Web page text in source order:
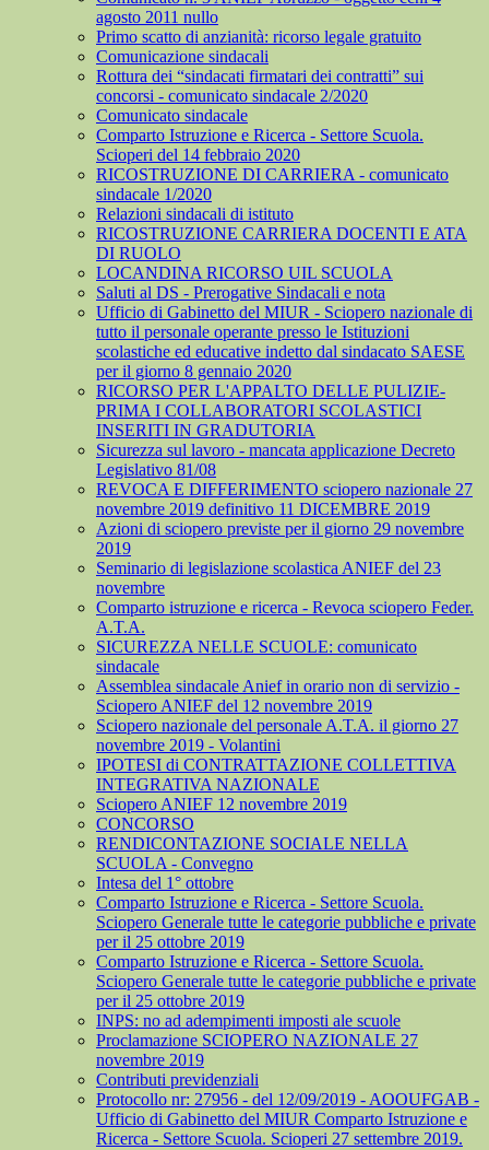
agosto 2011 nullo
Primo scatto di anzianità: ricorso legale gratuito
Comunicazione sindacali
Rottura dei “sindacati firmatari dei contratti” sui
concorsi - comunicato sindacale 2/2020
Comunicato sindacale
Comparto Istruzione e Ricerca - Settore Scuola.
Scioperi del 14 febbraio 2020
RICOSTRUZIONE DI CARRIERA - comunicato
sindacale 1/2020
Relazioni sindacali di istituto
RICOSTRUZIONE CARRIERA DOCENTI E ATA
DI RUOLO
LOCANDINA RICORSO UIL SCUOLA
Saluti al DS - Prerogative Sindacali e nota
Ufficio di Gabinetto del MIUR - Sciopero nazionale di
tutto il personale operante presso le Istituzioni
scolastiche ed educative indetto dal sindacato SAESE
per il giorno 8 gennaio 2020
RICORSO PER L'APPALTO DELLE PULIZIE-
PRIMA I COLLABORATORI SCOLASTICI
INSERITI IN GRADUTORIA
Sicurezza sul lavoro - mancata applicazione Decreto
Legislativo 81/08
REVOCA E DIFFERIMENTO sciopero nazionale 27
novembre 2019 definitivo 11 DICEMBRE 2019
Azioni di sciopero previste per il giorno 29 novembre
2019
Seminario di legislazione scolastica ANIEF del 23
novembre
Comparto istruzione e ricerca - Revoca sciopero Feder.
A.T.A.
SICUREZZA NELLE SCUOLE: comunicato
sindacale
Assemblea sindacale Anief in orario non di servizio -
Sciopero ANIEF del 12 novembre 2019
Sciopero nazionale del personale A.T.A. il giorno 27
novembre 2019 - Volantini
IPOTESI di CONTRATTAZIONE COLLETTIVA
INTEGRATIVA NAZIONALE
Sciopero ANIEF 12 novembre 2019
CONCORSO
RENDICONTAZIONE SOCIALE NELLA
SCUOLA - Convegno
Intesa del 1° ottobre
Comparto Istruzione e Ricerca - Settore Scuola.
Sciopero Generale tutte le categorie pubbliche e private
per il 25 ottobre 2019
Comparto Istruzione e Ricerca - Settore Scuola.
Sciopero Generale tutte le categorie pubbliche e private
per il 25 ottobre 2019
INPS: no ad adempimenti imposti ale scuole
Proclamazione SCIOPERO NAZIONALE 27
novembre 2019
Contributi previdenziali
Protocollo nr: 27956 - del 12/09/2019 - AOOUFGAB -
Ufficio di Gabinetto del MIUR Comparto Istruzione e
Ricerca - Settore Scuola. Scioperi 27 settembre 2019.